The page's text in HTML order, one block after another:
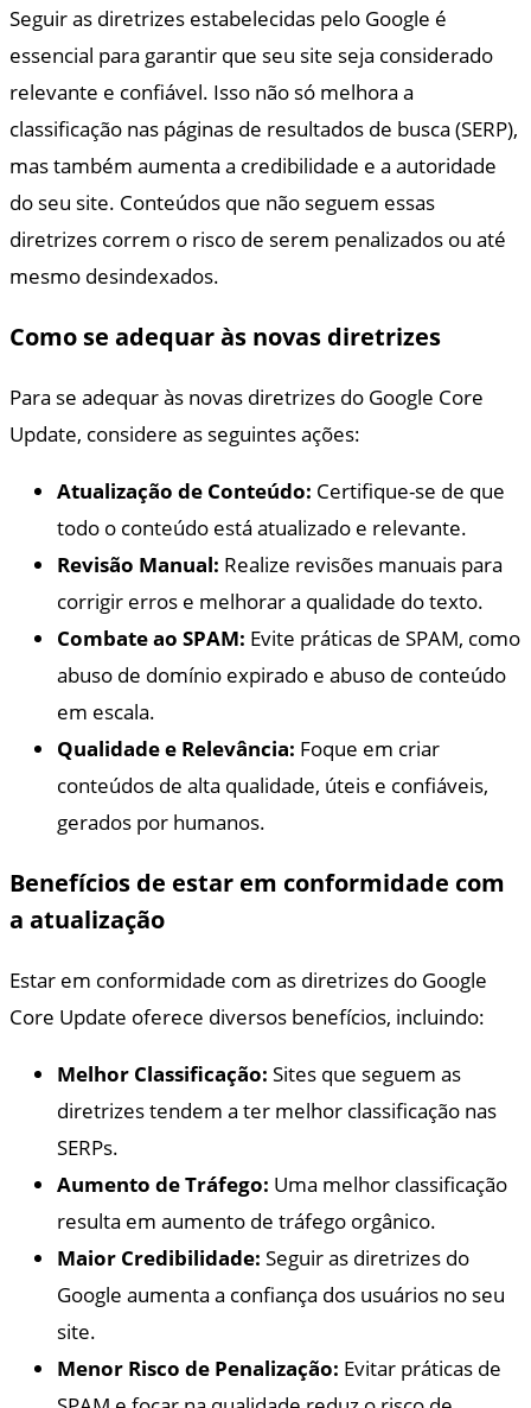
Seguir as diretrizes estabelecidas pelo Google é
essencial para garantir que seu site seja considerado
relevante e confiável. Isso não só melhora a
classificação nas páginas de resultados de busca (SERP),
mas também aumenta a credibilidade e a autoridade
do seu site. Conteúdos que não seguem essas
diretrizes correm o risco de serem penalizados ou até
mesmo desindexados.
Como se adequar às novas diretrizes
Para se adequar às novas diretrizes do Google Core
Update, considere as seguintes ações:
Atualização de Conteúdo: Certifique-se de que
todo o conteúdo está atualizado e relevante.
Revisão Manual: Realize revisões manuais para
corrigir erros e melhorar a qualidade do texto.
Combate ao SPAM: Evite práticas de SPAM, como
abuso de domínio expirado e abuso de conteúdo
em escala.
Qualidade e Relevância: Foque em criar
conteúdos de alta qualidade, úteis e confiáveis,
gerados por humanos.
Benefícios de estar em conformidade com
a atualização
Estar em conformidade com as diretrizes do Google
Core Update oferece diversos benefícios, incluindo:
Melhor Classificação: Sites que seguem as
diretrizes tendem a ter melhor classificação nas
SERPs.
Aumento de Tráfego: Uma melhor classificação
resulta em aumento de tráfego orgânico.
Maior Credibilidade: Seguir as diretrizes do
Google aumenta a confiança dos usuários no seu
site.
Menor Risco de Penalização: Evitar práticas de